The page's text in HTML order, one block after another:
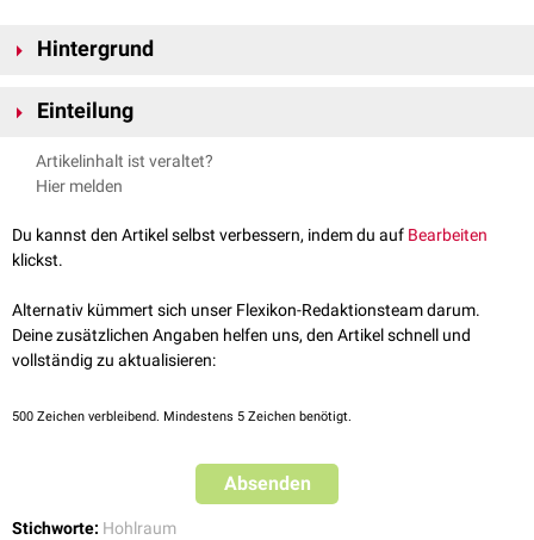
Hintergrund
zahnärztlich präparierten Kavitäten. Karies unterminiert typischerweise
sodass unregelmäßige, überdachte Hohlräume entstehen. Zahnärztliche
Kavitäten sind regelmäßiger geformt und werden grundsätzlich so
Einteilung
Kavitäten werden durch die
Klasse II:approximaleKavität imSeitenzahnbereich
Klasse III:
Klasse IV:approximale Kavität imFrontzahnbereichmit Beteiligung
der Schneidekante
Klasse V: zahnfleischnahe
Artikelinhalt ist veraltet?
Hier melden
Du kannst den Artikel selbst verbessern, indem du auf Bearbeiten
klickst.
Alternativ kümmert sich unser Flexikon-Redaktionsteam darum.
Deine zusätzlichen Angaben helfen uns, den Artikel schnell und
vollständig zu aktualisieren:
500 Zeichen verbleibend. Mindestens 5 Zeichen benötigt.
Absenden
Stichworte: Hohlraum